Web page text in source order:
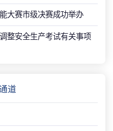
大赛市级决赛成功举办
整安全生产考试有关事项
道